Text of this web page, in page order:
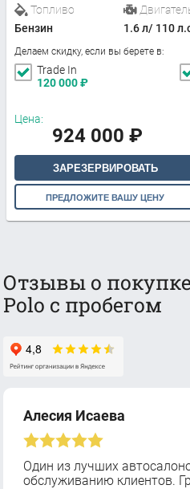
Топливо
Бензин
1.6 л/ 110
Делаем скидку, если вы берете в:
Trade In
120 000₽
Цена:
924 000 ₽
ЗАРЕЗЕРВИРОВАТЬ
ПРЕДЛОЖИТЕ ВАШУ ЦЕНУ
Отзывы о
Polo с пробегом
Алесия Исаева
Один из лучших
обслуживанию клиентов.